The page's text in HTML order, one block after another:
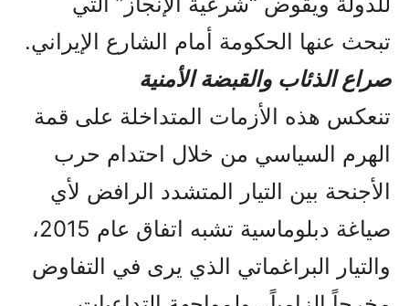
تبحث عنها الحكومة أمام الشارع الإيراني.
صراع الذئاب والقبضة الأمنية
تنعكس هذه الأزمات المتداخلة على قمة
الهرم السياسي من خلال احتدام حرب
الأجنحة بين التيار المتشدد الرافض لأي
صياغة دبلوماسية تشبه اتفاق عام 2015،
والتيار البراغماتي الذي يرى في التفاوض